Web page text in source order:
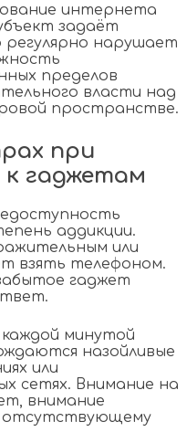
интернета
задаёт
регулярно нарушает
пределов
власти над
пространстве.
при
к гаджетам
аддикции.
или
взять телефоном.
гаджет
минутой
назойливые
или
сетях. Внимание на
внимание
отсутствующему